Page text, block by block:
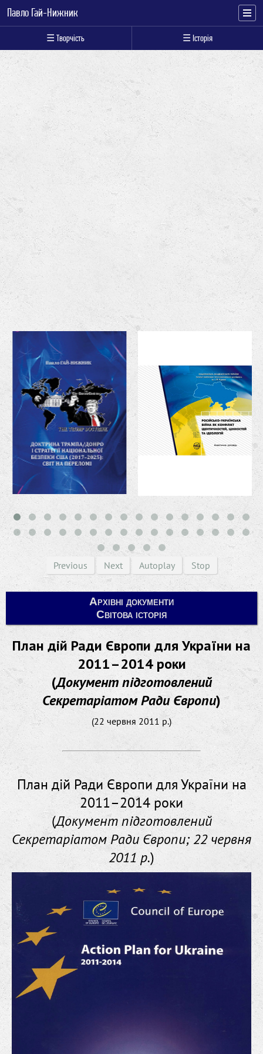
Павло Гай-Нижник
☰ Творчість ☰ Історія
Previous Next Autoplay Stop
Архівні документи
Світова історія
План дій Ради Європи для України на
2011–2014 роки
(Документ підготовлений
Секретаріатом Ради Європи)
(22 червня 2011 р.)
План дій Ради Європи для України на
2011–2014 роки
(Документ підготовлений
Секретаріатом Ради Європи; 22 червня
2011 р.)